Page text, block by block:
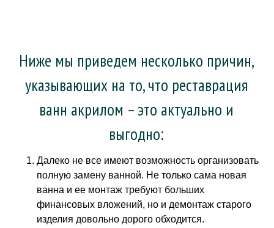
Ниже мы приведем несколько причин,
указывающих на то, что реставрация
ванн акрилом – это актуально и
выгодно:
Далеко не все имеют возможность организовать
полную замену ванной. Не только сама новая
ванна и ее монтаж требуют больших
финансовых вложений, но и демонтаж старого
изделия довольно дорого обходится.